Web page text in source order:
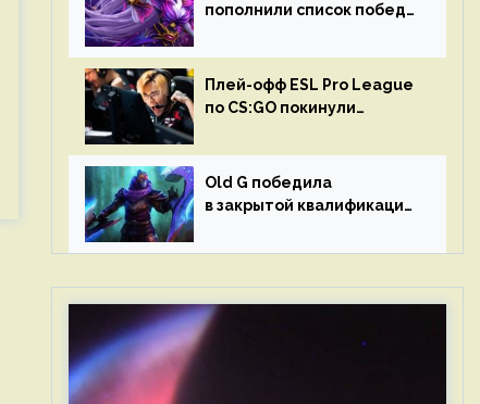
пополнили список побед
Плей-офф ESL Pro League
по CS:GO покинули
Old G победила
в закрытой квалификации
Западной Европы